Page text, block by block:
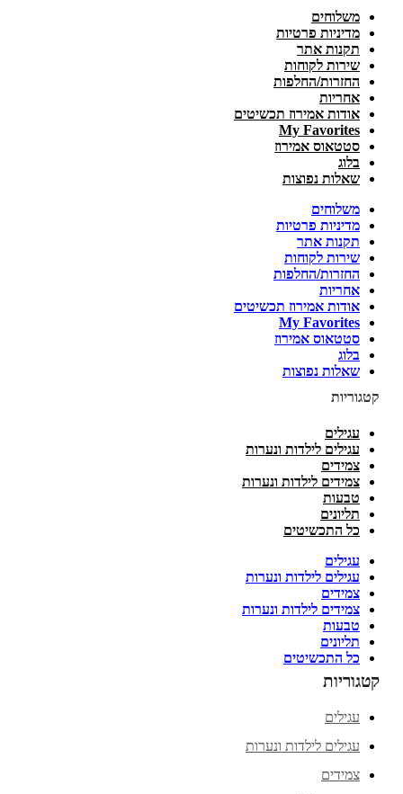
משלוחים
מדיניות פרטיות
תקנות אתר
שירות לקוחות
החזרות/החלפות
אחריות
אודות אמירוז תכשיטים
My Favorites
סטטאוס אמירוז
בלוג
שאלות נפוצות
משלוחים
מדיניות פרטיות
תקנות אתר
שירות לקוחות
החזרות/החלפות
אחריות
אודות אמירוז תכשיטים
My Favorites
סטטאוס אמירוז
בלוג
שאלות נפוצות
קטגוריות
עגילים
עגילים לילדות ונערות
צמידים
צמידים לילדות ונערות
טבעות
תליונים
כל התכשיטים
עגילים
עגילים לילדות ונערות
צמידים
צמידים לילדות ונערות
טבעות
תליונים
כל התכשיטים
קטגוריות
עגילים
עגילים לילדות ונערות
צמידים